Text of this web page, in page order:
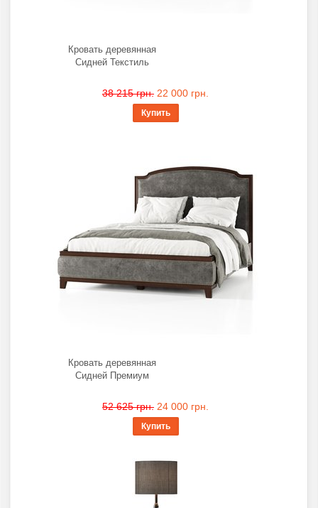
Кровать деревянная
Сидней Текстиль
38 215 грн. 22 000 грн.
Купить
Кровать деревянная
Сидней Премиум
52 625 грн. 24 000 грн.
Купить